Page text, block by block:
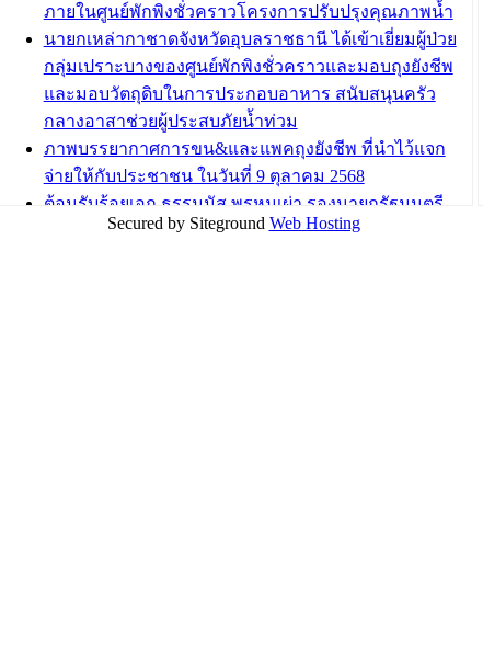
ภายในศูนย์พักพิงชั่วคราวโครงการปรับปรุงคุณภาพน้ำ
นายกเหล่ากาชาดจังหวัดอุบลราชธานี ได้เข้าเยี่ยมผู้ป่วย
กลุ่มเปราะบางของศูนย์พักพิงชั่วคราวและมอบถุงยังชีพ
และมอบวัตถุดิบในการประกอบอาหาร สนับสนุนครัว
กลางอาสาช่วยผู้ประสบภัยน้ำท่วม
ภาพบรรยากาศการขน&และแพคถุงยังชีพ ที่นำไว้แจก
จ่ายให้กับประชาชน ในวันที่ 9 ตุลาคม 2568
ต้อนรับร้อยเอก ธรรมนัส พรหมเผ่า รองนายกรัฐมนตรี
และรัฐมนตรีว่าการกระทรวงเกษตรและสหกรณ์ ลงพื้นที่
Secured by Siteground Web Hosting